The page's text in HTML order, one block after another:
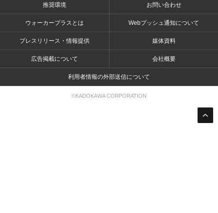
推奨環境 お問い合わせ
ウォーカープラスとは Webプッシュ通知について
プレスリリース・情報提供 媒体資料
広告掲載について 会社概要
利用者情報の外部送信について
©KADOKAWA CORPORATION